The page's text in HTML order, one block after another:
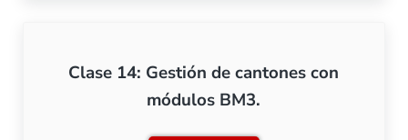
Clase 14: Gestión de cantones con
módulos BM3.